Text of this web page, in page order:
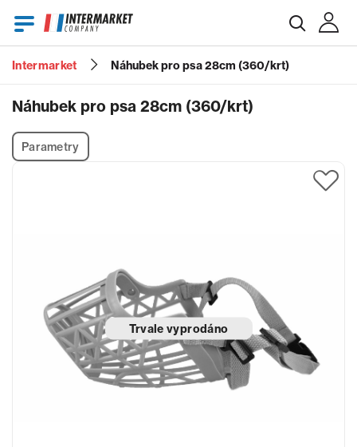
Heslo
Intermarket Náhubek pro psa 28cm (360/krt)
Náhubek pro psa 28cm (360/krt)
Parametry
Trvale vyprodáno